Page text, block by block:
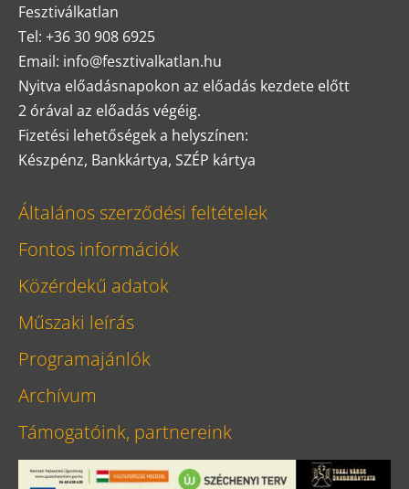
Fesztiválkatlan
Tel: +36 30 908 6925
Email: info@fesztivalkatlan.hu
Nyitva előadásnapokon az előadás kezdete előtt
2 órával az előadás végéig.
Fizetési lehetőségek a helyszínen:
Készpénz, Bankkártya, SZÉP kártya
Általános szerződési feltételek
Fontos információk
Közérdekű adatok
Műszaki leírás
Programajánlók
Archívum
Támogatóink, partnereink